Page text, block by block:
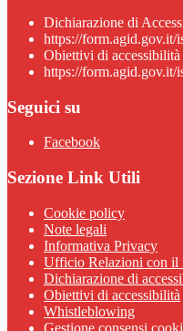
Dichiarazione di
https://
Obiettivi di
https://form.agid.gov.it/
Seguici su
Facebook
Sezione Link Utili
Cookie policy
Note legali
Informativa Privacy
Ufficio Relazioni con il
Dichiarazione di
Obiettivi di accessibilità
Whistleblowing
Gestione consensi